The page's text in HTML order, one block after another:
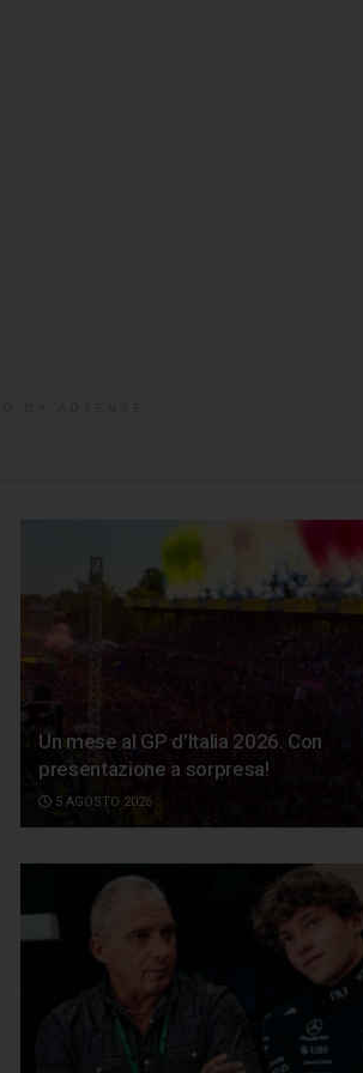
Un mese al GP d’Italia 2026. Con
presentazione a sorpresa!
5 AGOSTO 2026